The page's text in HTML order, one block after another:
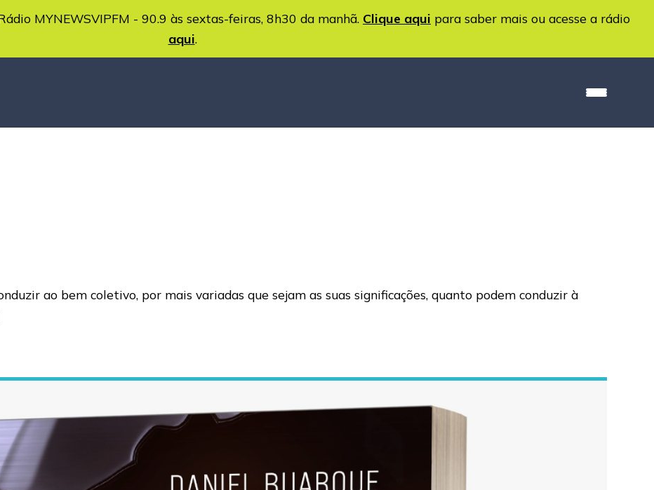
MYNEWSVIPFM - 90.9 às sextas-feiras, 8h30 da manhã. Clique aqui para saber mais ou acesse a rádio
aqui.
ao bem coletivo, por mais variadas que sejam as suas significações, quanto podem conduzir à